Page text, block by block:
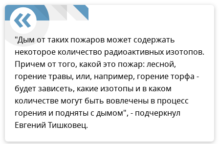
"Дым от таких пожаров может содержать
некоторое количество радиоактивных изотопов.
Причем от того, какой это пожар: лесной,
горение травы, или, например, горение торфа -
будет зависеть, какие изотопы и в каком
количестве могут быть вовлечены в процесс
горения и подняты с дымом", - подчеркнул
Евгений Тишковец.